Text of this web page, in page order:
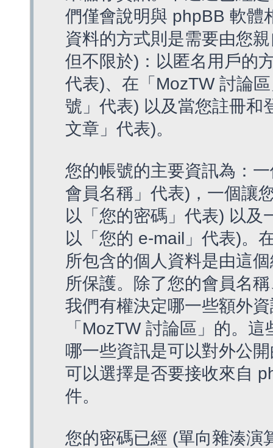
們僅會說明與 phpBB 軟體
資料的方式則是需要由您
但不限於)：以匿名用戶的
代表)、在「MozTW 討論
號」代表) 以及當您註冊和
文章」代表)。
您的帳號的主要資訊為：
會員名稱」代表)，一個讓
以「您的密碼」代表) 以及
以「您的 e-mail」代表)。
所包含的個人資料是由這
所保護。除了您的會員名
我們有權決定哪一些額外
「MozTW 討論區」的。
哪一些資訊是可以對外公
可以選擇是否要接收來自
件。
您的密碼已經 (單向雜湊演